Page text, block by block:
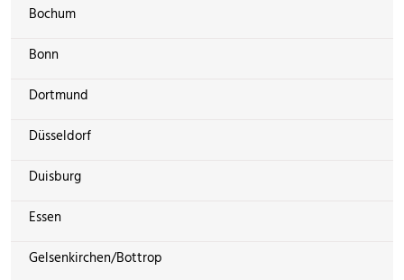
Bochum
Bonn
Dortmund
Düsseldorf
Duisburg
Essen
Gelsenkirchen/Bottrop